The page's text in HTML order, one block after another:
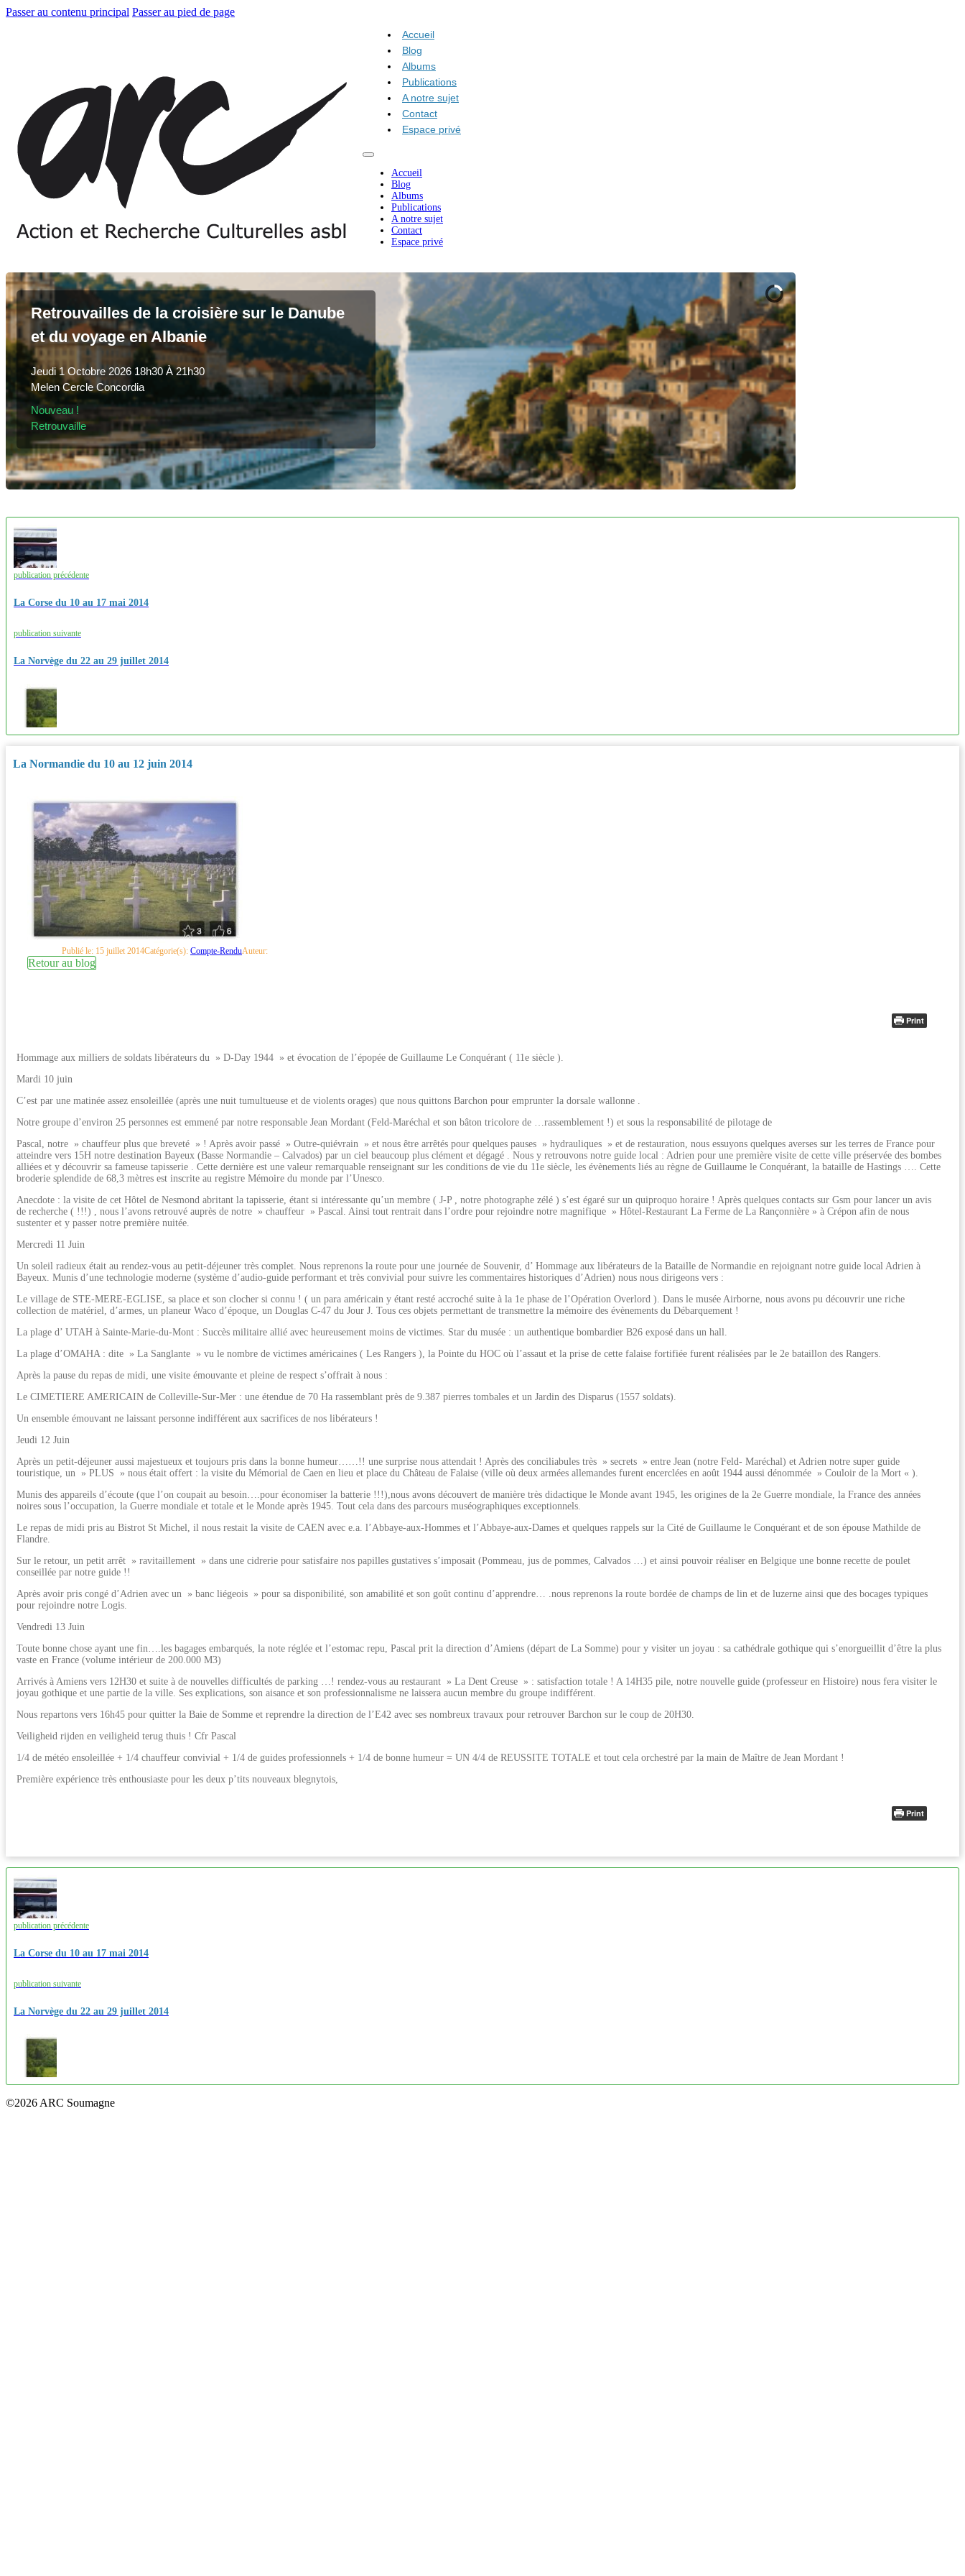
Passer au contenu principal Passer au pied de page
Accueil
Blog
Albums
Publications
A notre sujet
Contact
Espace privé
Accueil
Blog
Albums
Publications
A notre sujet
Contact
Espace privé
Retrouvailles de la croisière sur le Danube
et du voyage en Albanie
Jeudi 1 Octobre 2026 18h30 À 21h30
Melen Cercle Concordia
Nouveau !
Retrouvaille
publication précédente
La Corse du 10 au 17 mai 2014
publication suivante
La Norvège du 22 au 29 juillet 2014
La Normandie du 10 au 12 juin 2014
Publié le: 15 juillet 2014Catégorie(s):Compte-RenduAuteur:
Retour au blog
Print
Hommage aux milliers de soldats libérateurs du » D-Day 1944 » et évocation de l’épopée de Guillaume Le Conquérant ( 11e siècle ).
Mardi 10 juin
C’est par une matinée assez ensoleillée (après une nuit tumultueuse et de violents orages) que nous quittons Barchon pour emprunter la dorsale wallonne .
Notre groupe d’environ 25 personnes est emmené par notre responsable Jean Mordant (Feld-Maréchal et son bâton tricolore de …rassemblement !) et sous la responsabilité de pilotage de
Pascal, notre » chauffeur plus que breveté » ! Après avoir passé » Outre-quiévrain » et nous être arrêtés pour quelques pauses » hydrauliques » et de restauration, nous essuyons quelques averses sur les terres de France pour
atteindre vers 15H notre destination Bayeux (Basse Normandie – Calvados) par un ciel beaucoup plus clément et dégagé . Nous y retrouvons notre guide local : Adrien pour une première visite de cette ville préservée des bombes
alliées et y découvrir sa fameuse tapisserie . Cette dernière est une valeur remarquable renseignant sur les conditions de vie du 11e siècle, les évènements liés au règne de Guillaume le Conquérant, la bataille de Hastings …. Cette
broderie splendide de 68,3 mètres est inscrite au registre Mémoire du monde par l’Unesco.
Anecdote : la visite de cet Hôtel de Nesmond abritant la tapisserie, étant si intéressante qu’un membre ( J-P , notre photographe zélé ) s’est égaré sur un quiproquo horaire ! Après quelques contacts sur Gsm pour lancer un avis
de recherche ( !!!) , nous l’avons retrouvé auprès de notre » chauffeur » Pascal. Ainsi tout rentrait dans l’ordre pour rejoindre notre magnifique » Hôtel-Restaurant La Ferme de La Rançonnière » à Crépon afin de nous
sustenter et y passer notre première nuitée.
Mercredi 11 Juin
Un soleil radieux était au rendez-vous au petit-déjeuner très complet. Nous reprenons la route pour une journée de Souvenir, d’ Hommage aux libérateurs de la Bataille de Normandie en rejoignant notre guide local Adrien à
Bayeux. Munis d’une technologie moderne (système d’audio-guide performant et très convivial pour suivre les commentaires historiques d’Adrien) nous nous dirigeons vers :
Le village de STE-MERE-EGLISE, sa place et son clocher si connu ! ( un para américain y étant resté accroché suite à la 1e phase de l’Opération Overlord ). Dans le musée Airborne, nous avons pu découvrir une riche
collection de matériel, d’armes, un planeur Waco d’époque, un Douglas C-47 du Jour J. Tous ces objets permettant de transmettre la mémoire des évènements du Débarquement !
La plage d’ UTAH à Sainte-Marie-du-Mont : Succès militaire allié avec heureusement moins de victimes. Star du musée : un authentique bombardier B26 exposé dans un hall.
La plage d’OMAHA : dite » La Sanglante » vu le nombre de victimes américaines ( Les Rangers ), la Pointe du HOC où l’assaut et la prise de cette falaise fortifiée furent réalisées par le 2e bataillon des Rangers.
Après la pause du repas de midi, une visite émouvante et pleine de respect s’offrait à nous :
Le CIMETIERE AMERICAIN de Colleville-Sur-Mer : une étendue de 70 Ha rassemblant près de 9.387 pierres tombales et un Jardin des Disparus (1557 soldats).
Un ensemble émouvant ne laissant personne indifférent aux sacrifices de nos libérateurs !
Jeudi 12 Juin
Après un petit-déjeuner aussi majestueux et toujours pris dans la bonne humeur……!! une surprise nous attendait ! Après des conciliabules très » secrets » entre Jean (notre Feld- Maréchal) et Adrien notre super guide
touristique, un » PLUS » nous était offert : la visite du Mémorial de Caen en lieu et place du Château de Falaise (ville où deux armées allemandes furent encerclées en août 1944 aussi dénommée » Couloir de la Mort « ).
Munis des appareils d’écoute (que l’on coupait au besoin….pour économiser la batterie !!!),nous avons découvert de manière très didactique le Monde avant 1945, les origines de la 2e Guerre mondiale, la France des années
noires sous l’occupation, la Guerre mondiale et totale et le Monde après 1945. Tout cela dans des parcours muséographiques exceptionnels.
Le repas de midi pris au Bistrot St Michel, il nous restait la visite de CAEN avec e.a. l’Abbaye-aux-Hommes et l’Abbaye-aux-Dames et quelques rappels sur la Cité de Guillaume le Conquérant et de son épouse Mathilde de
Flandre.
Sur le retour, un petit arrêt » ravitaillement » dans une cidrerie pour satisfaire nos papilles gustatives s’imposait (Pommeau, jus de pommes, Calvados …) et ainsi pouvoir réaliser en Belgique une bonne recette de poulet
conseillée par notre guide !!
Après avoir pris congé d’Adrien avec un » banc liégeois » pour sa disponibilité, son amabilité et son goût continu d’apprendre… .nous reprenons la route bordée de champs de lin et de luzerne ainsi que des bocages typiques
pour rejoindre notre Logis.
Vendredi 13 Juin
Toute bonne chose ayant une fin….les bagages embarqués, la note réglée et l’estomac repu, Pascal prit la direction d’Amiens (départ de La Somme) pour y visiter un joyau : sa cathédrale gothique qui s’enorgueillit d’être la plus
vaste en France (volume intérieur de 200.000 M3)
Arrivés à Amiens vers 12H30 et suite à de nouvelles difficultés de parking …! rendez-vous au restaurant » La Dent Creuse » : satisfaction totale ! A 14H35 pile, notre nouvelle guide (professeur en Histoire) nous fera visiter le
joyau gothique et une partie de la ville. Ses explications, son aisance et son professionnalisme ne laissera aucun membre du groupe indifférent.
Nous repartons vers 16h45 pour quitter la Baie de Somme et reprendre la direction de l’E42 avec ses nombreux travaux pour retrouver Barchon sur le coup de 20H30.
Veiligheid rijden en veiligheid terug thuis ! Cfr Pascal
1/4 de météo ensoleillée + 1/4 chauffeur convivial + 1/4 de guides professionnels + 1/4 de bonne humeur = UN 4/4 de REUSSITE TOTALE et tout cela orchestré par la main de Maître de Jean Mordant !
Première expérience très enthousiaste pour les deux p’tits nouveaux blegnytois,
Print
publication précédente
La Corse du 10 au 17 mai 2014
publication suivante
La Norvège du 22 au 29 juillet 2014
©2026 ARC Soumagne